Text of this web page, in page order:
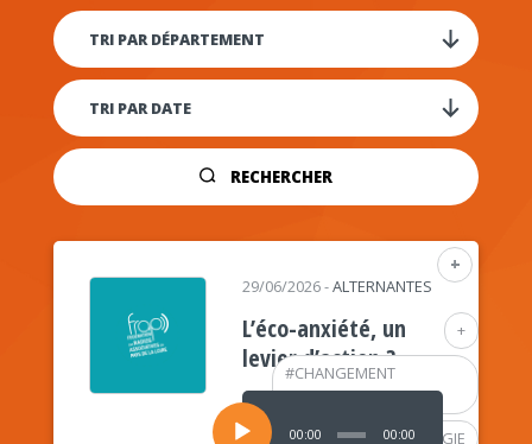
RECHERCHER
+
+
#CHANGEMENT
CLIMATIQUE
#PSYCHOLOGIE
29/06/2026-ALTERNANTES
L’éco-anxiété, un
levier d’action ?
Lecteur
audio
00:00 00:00